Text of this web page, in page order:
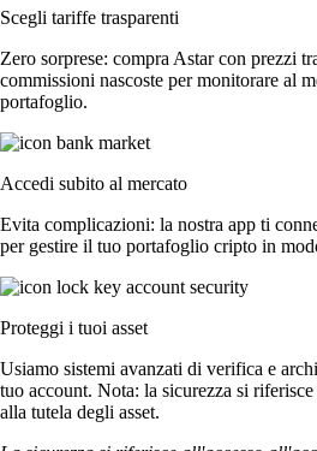
Scegli tariffe trasparenti
Zero sorprese: compra Astar con prezzi
commissioni nascoste per monitorare al
portafoglio.
Accedi subito al mercato
Evita complicazioni: la nostra app ti
per gestire il tuo portafoglio cripto in
Proteggi i tuoi asset
Usiamo sistemi avanzati di verifica e
tuo account. Nota: la sicurezza si
alla tutela degli asset.